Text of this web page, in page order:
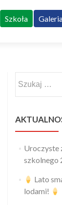
Szkoła
Uroczyste
szkolnego
Lato
lodami!